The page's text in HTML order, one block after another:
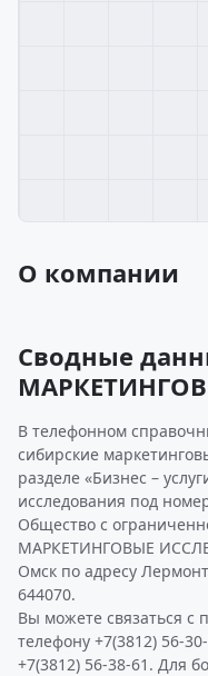
О компании
Сводные
В телефонном
сибирские
разделе «Бизнес –
исследования под
Общество с
МАРКЕТИНГОВЫЕ
Омск по адресу
644070.
Вы можете связаться с
телефону +7(3812) 56-
+7(3812) 56-38-61. Для